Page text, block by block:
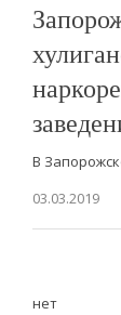
В
03.03.2019
нет